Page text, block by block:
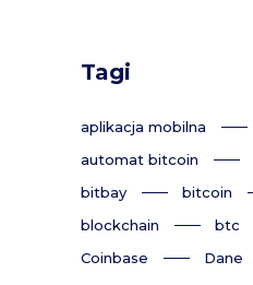
Tagi
aplikacja mobilna
automat bitcoin
bitbay
bitcoin
blockchain
btc
Coinbase
Dane